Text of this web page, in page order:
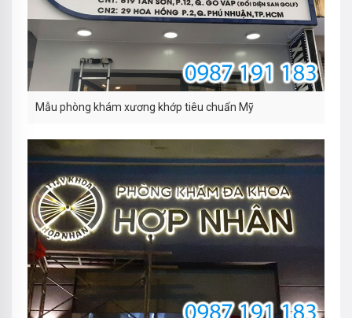
Mẫu phòng khám xương khớp tiêu chuẩn Mỹ